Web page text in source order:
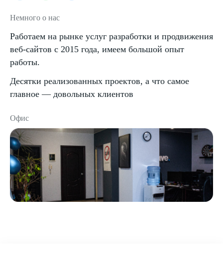
Немного о нас
Работаем на рынке услуг разработки и продвижения
веб-сайтов с 2015 года, имеем большой опыт
работы.
Десятки реализованных проектов, а что самое
главное — довольных клиентов
Офис